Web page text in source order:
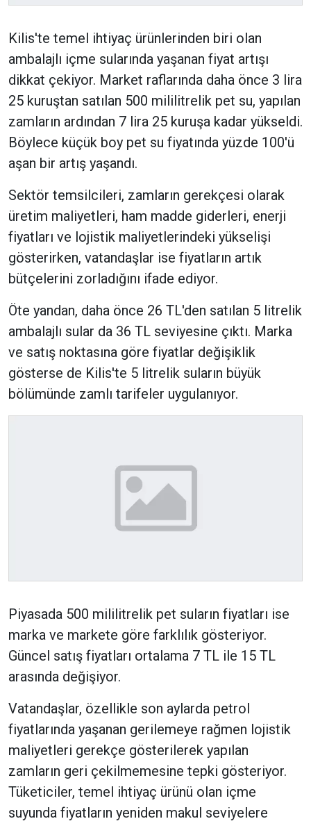
Kilis'te temel ihtiyaç ürünlerinden biri olan
ambalajlı içme sularında yaşanan fiyat artışı
dikkat çekiyor. Market raflarında daha önce 3 lira
25 kuruştan satılan 500 mililitrelik pet su, yapılan
zamların ardından 7 lira 25 kuruşa kadar yükseldi.
Böylece küçük boy pet su fiyatında yüzde 100'ü
aşan bir artış yaşandı.
Sektör temsilcileri, zamların gerekçesi olarak
üretim maliyetleri, ham madde giderleri, enerji
fiyatları ve lojistik maliyetlerindeki yükselişi
gösterirken, vatandaşlar ise fiyatların artık
bütçelerini zorladığını ifade ediyor.
Öte yandan, daha önce 26 TL'den satılan 5 litrelik
ambalajlı sular da 36 TL seviyesine çıktı. Marka
ve satış noktasına göre fiyatlar değişiklik
gösterse de Kilis'te 5 litrelik suların büyük
bölümünde zamlı tarifeler uygulanıyor.
Piyasada 500 mililitrelik pet suların fiyatları ise
marka ve markete göre farklılık gösteriyor.
Güncel satış fiyatları ortalama 7 TL ile 15 TL
arasında değişiyor.
Vatandaşlar, özellikle son aylarda petrol
fiyatlarında yaşanan gerilemeye rağmen lojistik
maliyetleri gerekçe gösterilerek yapılan
zamların geri çekilmemesine tepki gösteriyor.
Tüketiciler, temel ihtiyaç ürünü olan içme
suyunda fiyatların yeniden makul seviyelere